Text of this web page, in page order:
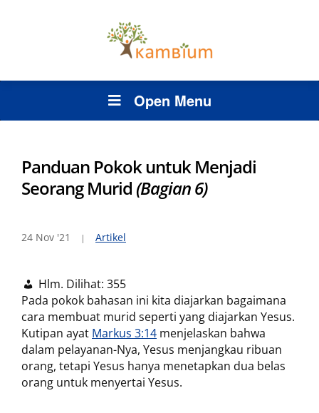
Open Menu
Panduan Pokok untuk Menjadi
Seorang Murid (Bagian 6)
24 Nov '21 Artikel
Hlm. Dilihat: 355
Pada pokok bahasan ini kita diajarkan bagaimana
cara membuat murid seperti yang diajarkan Yesus.
Kutipan ayat Markus 3:14 menjelaskan bahwa
dalam pelayanan-Nya, Yesus menjangkau ribuan
orang, tetapi Yesus hanya menetapkan dua belas
orang untuk menyertai Yesus.